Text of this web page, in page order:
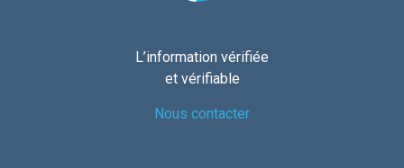
L’information vérifiée
et vérifiable
Nous contacter